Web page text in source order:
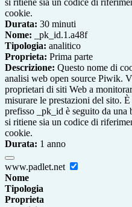
si ritiene sia un codice di
cookie.
Durata: 30 minuti
Nome: _pk_id.1.a48f
Tipologia: analitico
Proprieta: Prima parte
Descrizione: Questo nome di
analisi web open source Piwik.
proprietari di siti Web a
misurare le prestazioni del sito.
prefisso _pk_id è seguito da una
si ritiene sia un codice di
cookie.
Durata: 1 anno
www.padlet.net
Nome
Tipologia
Proprieta